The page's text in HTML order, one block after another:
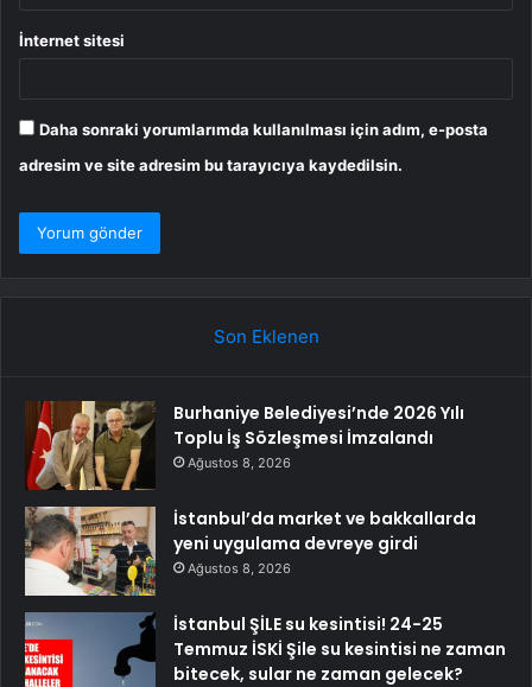
İnternet sitesi
Daha sonraki yorumlarımda kullanılması için adım, e-posta
adresim ve site adresim bu tarayıcıya kaydedilsin.
Son Eklenen
Burhaniye Belediyesi’nde 2026 Yılı
Toplu İş Sözleşmesi İmzalandı
Ağustos 8, 2026
İstanbul’da market ve bakkallarda
yeni uygulama devreye girdi
Ağustos 8, 2026
İstanbul ŞİLE su kesintisi! 24-25
Temmuz İSKİ Şile su kesintisi ne zaman
bitecek, sular ne zaman gelecek?